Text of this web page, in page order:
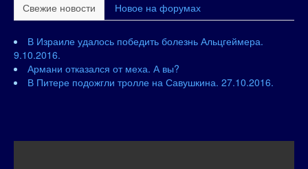
Свежие новости Новое на форумах
В Израиле удалось победить болезнь Альцгеймера.
9.10.2016.
Армани отказался от меха. А вы?
В Питере подожгли тролле на Савушкина. 27.10.2016.